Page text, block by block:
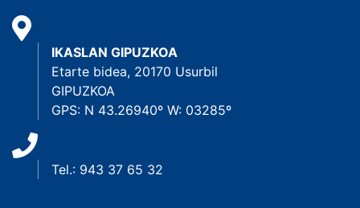
IKASLAN GIPUZKOA
Etarte bidea, 20170 Usurbil
GIPUZKOA
GPS: N 43.26940º W: 03285º
Tel.: 943 37 65 32